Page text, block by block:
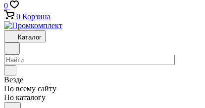
0
0 Корзина
Каталог
Везде
По всему сайту
По каталогу